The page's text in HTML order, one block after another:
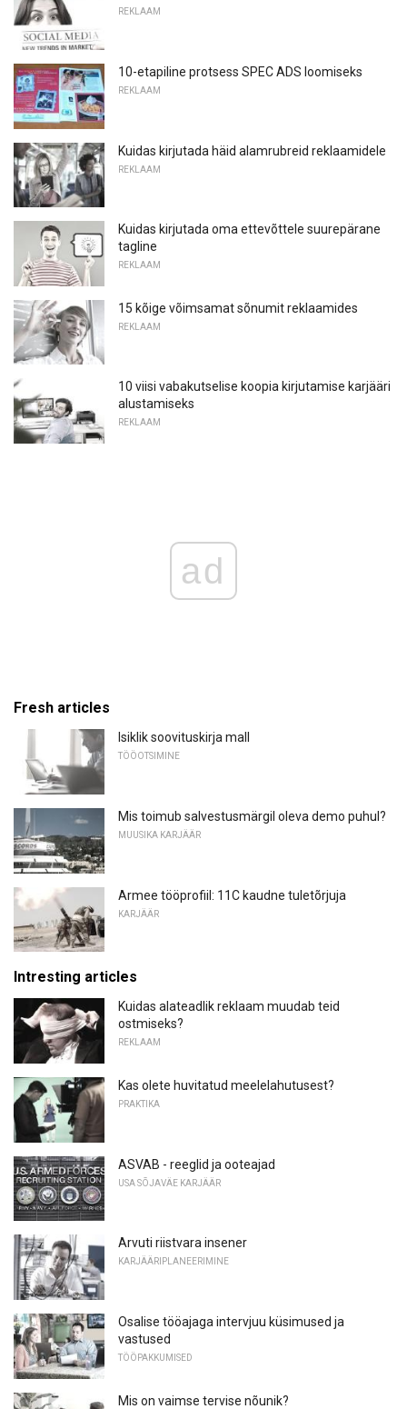
REKLAAM
10-etapiline protsess SPEC ADS loomiseks
REKLAAM
Kuidas kirjutada häid alamrubreid reklaamidele
REKLAAM
Kuidas kirjutada oma ettevõttele suurepärane
tagline
REKLAAM
15 kõige võimsamat sõnumit reklaamides
REKLAAM
10 viisi vabakutselise koopia kirjutamise karjääri
alustamiseks
REKLAAM
ad
Fresh articles
Isiklik soovituskirja mall
TÖÖOTSIMINE
Mis toimub salvestusmärgil oleva demo puhul?
MUUSIKA KARJÄÄR
Armee tööprofiil: 11C kaudne tuletõrjuja
KARJÄÄR
Intresting articles
Kuidas alateadlik reklaam muudab teid
ostmiseks?
REKLAAM
Kas olete huvitatud meelelahutusest?
PRAKTIKA
ASVAB - reeglid ja ooteajad
USA SÕJAVÄE KARJÄÄR
Arvuti riistvara insener
KARJÄÄRIPLANEERIMINE
Osalise tööajaga intervjuu küsimused ja
vastused
TÖÖPAKKUMISED
Mis on vaimse tervise nõunik?